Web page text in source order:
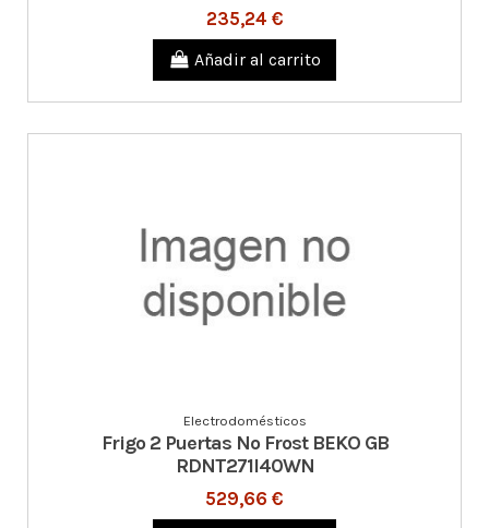
235,24 €
Añadir al carrito
Electrodomésticos
Frigo 2 Puertas No Frost BEKO GB
RDNT271I40WN
529,66 €